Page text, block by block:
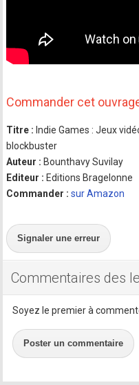
Commander cet
Titre : Indie Games : Jeux
blockbuster
Auteur : Bounthavy Suvilay
Editeur : Editions Bragelonne
Commander :sur Amazon
Signaler une erreur
Commentaires des
Soyez le premier à
Poster un commentaire